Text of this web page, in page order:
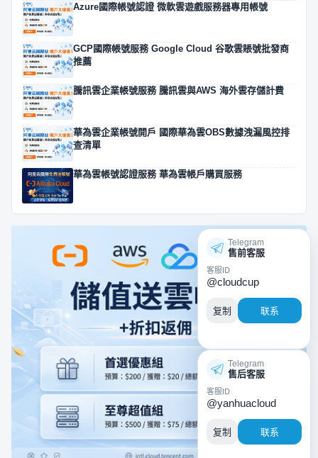
Azure國際帳號認證 微軟雲遊戲服務器專用帳號
GCP國際帳號服務 Google Cloud 谷歌雲賬號批發商
推薦
騰訊雲企業帳號服務 騰訊雲與AWS 海外雲存儲計費
華為雲企業帳號開戶 國際華為雲OBS數據洩漏風控排
查清單
華為雲帳號認證服務 華為雲帳戶購買服務
Telegram
售前客服
客服ID
@cloudcup
复制 联系
Telegram
售后客服
客服ID
@yanhuacloud
复制 联系